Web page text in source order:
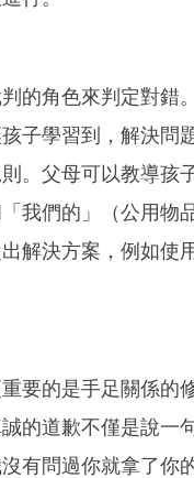
的角色來判定對錯
子學習到，解決問
。父母可以教導孩
我們的」（公用物
解決方案，例如
要的是手足關係的
的道歉不僅是說一
有問過你就拿了你